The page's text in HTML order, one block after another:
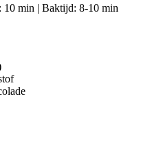
10 min | Baktijd: 8-10 min